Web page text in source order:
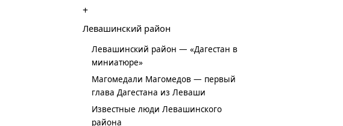
+
Левашинский район
Левашинский район — «Дагестан в
миниатюре»
Магомедали Магомедов — первый
глава Дагестана из Леваши
Известные люди Левашинского
района